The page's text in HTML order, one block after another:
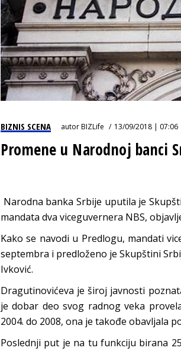
BIZNIS SCENA autorBIZLife 13/09/2018 | 07:06
Promene u Narodnoj banci
Narodna banka Srbije uputila je
mandata dva viceguvernera NBS,
Kako se navodi u Predlogu, mandati
septembra i predloženo je Skupštini
Ivković.
Dragutinovićeva je široj javnosti
je dobar deo svog radnog veka
2004. do 2008, ona je takođe obavljala
Poslednji put je na tu funkciju birana